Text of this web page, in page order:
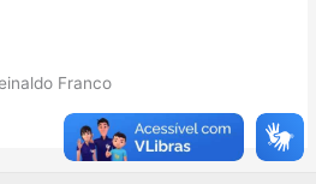
Franco